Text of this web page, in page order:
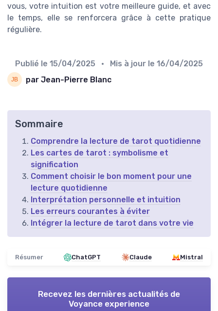
vous, votre intuition est votre meilleure guide, et avec
le temps, elle se renforcera grâce à cette pratique
régulière.
Publié le 15/04/2025 • Mis à jour le 16/04/2025
par Jean-Pierre Blanc
Sommaire
Comprendre la lecture de tarot quotidienne
Les cartes de tarot : symbolisme et
signification
Comment choisir le bon moment pour une
lecture quotidienne
Interprétation personnelle et intuition
Les erreurs courantes à éviter
Intégrer la lecture de tarot dans votre vie
Résumer ChatGPT Claude Mistral
Recevez les dernières actualités de
Voyance experience